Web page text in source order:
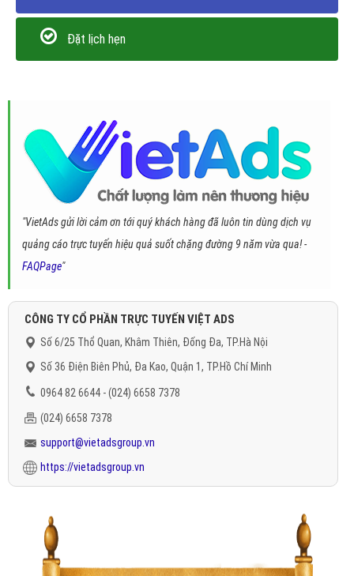
Đặt lịch hẹn
"VietAds gửi lời cảm ơn tới quý khách hàng đã luôn tin dùng dịch vụ
quảng cáo trực tuyến hiệu quả suốt chặng đường 9 năm vừa qua! -
FAQPage"
CÔNG TY CỔ PHẦN TRỰC TUYẾN VIỆT ADS
Số 6/25 Thổ Quan, Khâm Thiên, Đống Đa, TP.Hà Nội
Số 36 Điện Biên Phủ, Đa Kao, Quận 1, TP.Hồ Chí Minh
0964 82 6644 - (024) 6658 7378
(024) 6658 7378
support@vietadsgroup.vn
https://vietadsgroup.vn